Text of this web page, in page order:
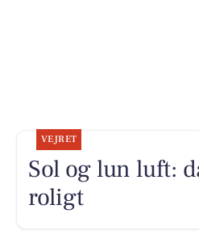
VEJRET
Sol og lun luft:
roligt